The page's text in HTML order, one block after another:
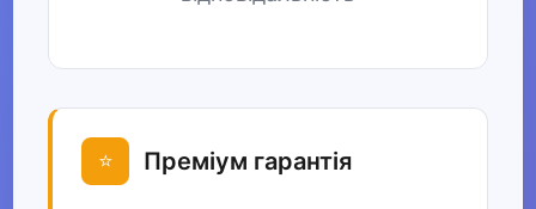
⭐ Преміум гарантія